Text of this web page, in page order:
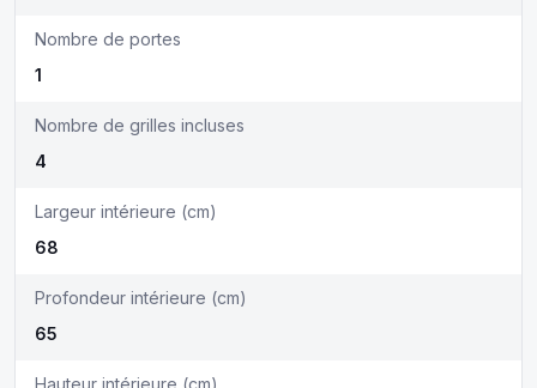
Nombre de portes
1
Nombre de grilles incluses
4
Largeur intérieure (cm)
68
Profondeur intérieure (cm)
65
Hauteur intérieure (cm)